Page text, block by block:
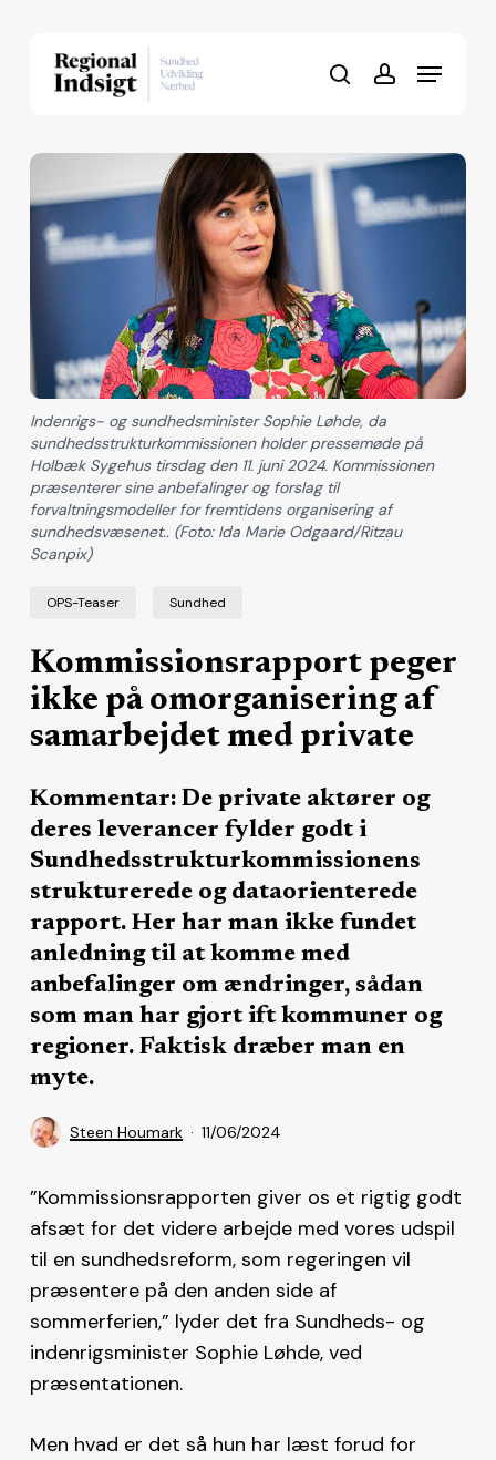
searchaccount
Menu
OPS-Teaser Sundhed
Kommissionsrapport peger
ikke på omorganisering af
samarbejdet med private
Kommentar: De private aktører og
deres leverancer fylder godt i
Sundhedsstrukturkommissionens
strukturerede og dataorienterede
rapport. Her har man ikke fundet
anledning til at komme med
anbefalinger om ændringer, sådan
som man har gjort ift kommuner og
regioner. Faktisk dræber man en
myte.
Steen Houmark 11/06/2024
Indenrigs- og sundhedsminister Sophie Løhde, da
sundhedsstrukturkommissionen holder pressemøde på
Holbæk Sygehus tirsdag den 11. juni 2024. Kommissionen
præsenterer sine anbefalinger og forslag til
forvaltningsmodeller for fremtidens organisering af
sundhedsvæsenet.. (Foto: Ida Marie Odgaard/Ritzau
Scanpix)
”Kommissionsrapporten giver os et rigtig godt
afsæt for det videre arbejde med vores udspil
til en sundhedsreform, som regeringen vil
præsentere på den anden side af
sommerferien,” lyder det fra Sundheds- og
indenrigsminister Sophie Løhde, ved
præsentationen.
Men hvad er det så hun har læst forud for
Close